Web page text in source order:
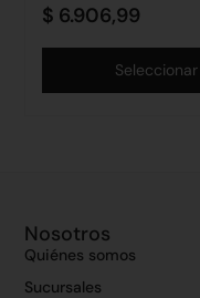
$ 6.906,99
Nosotros
Quiénes somos
Sucursales